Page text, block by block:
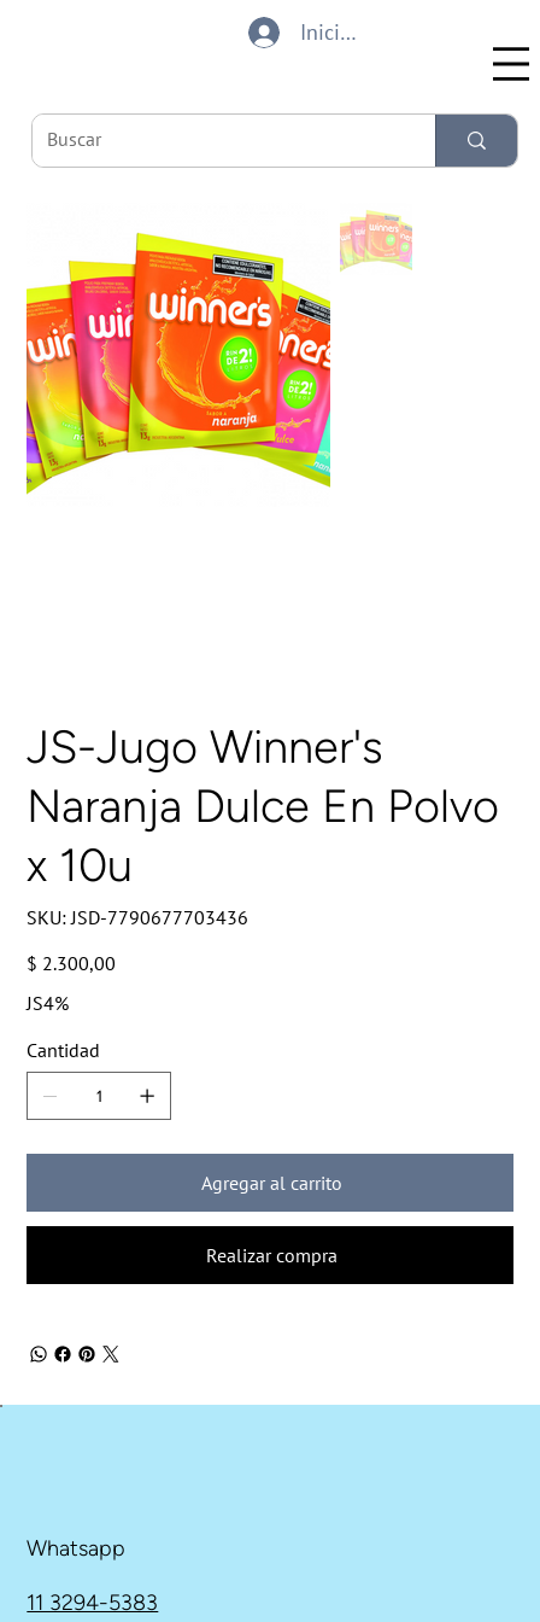
Iniciar sesión
JS-Jugo Winner's
Naranja Dulce En Polvo
x 10u
SKU: SKU
JSD-
JSD-7790677703436
Precio
$ 2.300,00
JS4%
Cantidad
Agregar al carrito
Realizar compra
Whatsapp
11 3294-5383